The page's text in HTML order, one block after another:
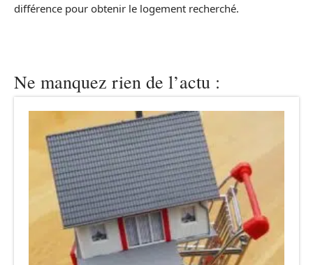
différence pour obtenir le logement recherché.
Ne manquez rien de l’actu :